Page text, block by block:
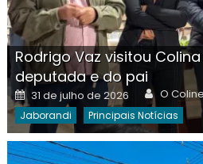
Rodrigo Vaz visitou
deputada e do pai
Posted
on
31 de julho de 2026 Author
O
Jaborandi Principais Notícias